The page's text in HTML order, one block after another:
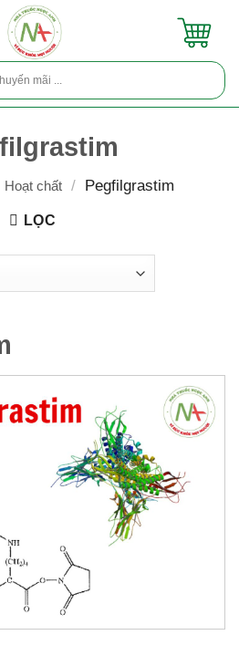
Hoạt chất / Pegfilgrastim
LỌC